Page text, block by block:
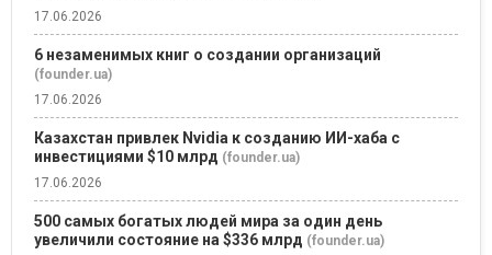
17.06.2026
6 незаменимых книг о создании организаций
(founder.ua)
17.06.2026
Казахстан привлек Nvidia к созданию ИИ-хаба с
инвестициями $10 млрд (founder.ua)
17.06.2026
500 самых богатых людей мира за один день
увеличили состояние на $336 млрд (founder.ua)